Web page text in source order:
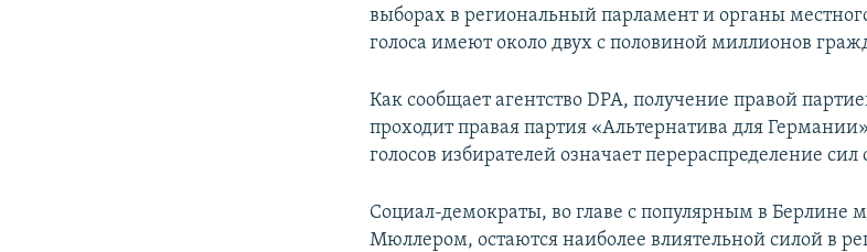
выборах в региональный парламент и органы
голоса имеют около двух с половиной миллионов
Как сообщает агентство DPA, получение правой
проходит правая партия «Альтернатива для
голосов избирателей означает перераспределение сил
Социал-демократы, во главе с популярным в Берлине
Мюллером, остаются наиболее влиятельной силой в